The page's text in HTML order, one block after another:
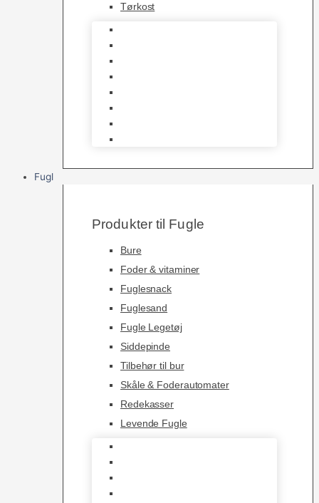
Tørkost
Fugl
Produkter til Fugle
Bure
Foder & vitaminer
Fuglesnack
Fuglesand
Fugle Legetøj
Siddepinde
Tilbehør til bur
Skåle & Foderautomater
Redekasser
Levende Fugle